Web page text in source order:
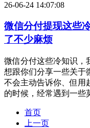
26-06-24 14:07:08
微信分付提现这些
了不少麻烦
微信分付这些冷知识，
想跟你们分享一些关
不会主动告诉你、但用
的时候，经常遇到一些
首页
上一页